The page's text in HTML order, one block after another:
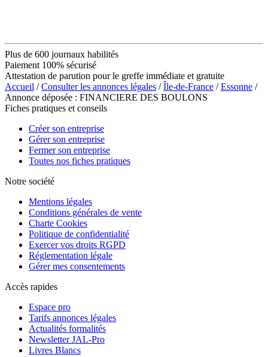
Plus de 600 journaux habilités
Paiement 100% sécurisé
Attestation de parution pour le greffe immédiate et gratuite
Accueil /Consulter les annonces légales /Île-de-France /Essonne /
Annonce déposée : FINANCIERE DES BOULONS
Fiches pratiques et conseils
Créer son entreprise
Gérer son entreprise
Fermer son entreprise
Toutes nos fiches pratiques
Notre société
Mentions légales
Conditions générales de vente
Charte Cookies
Politique de confidentialité
Exercer vos droits RGPD
Réglementation légale
Gérer mes consentements
Accès rapides
Espace pro
Tarifs annonces légales
Actualités formalités
Newsletter JAL-Pro
Livres Blancs